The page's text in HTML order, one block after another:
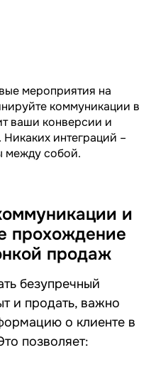
мероприятия на
коммуникации в
ваши конверсии и
Никаких интеграций –
между собой.
и
прохождение
продаж
безупречный
и продать, важно
о клиенте в
позволяет: